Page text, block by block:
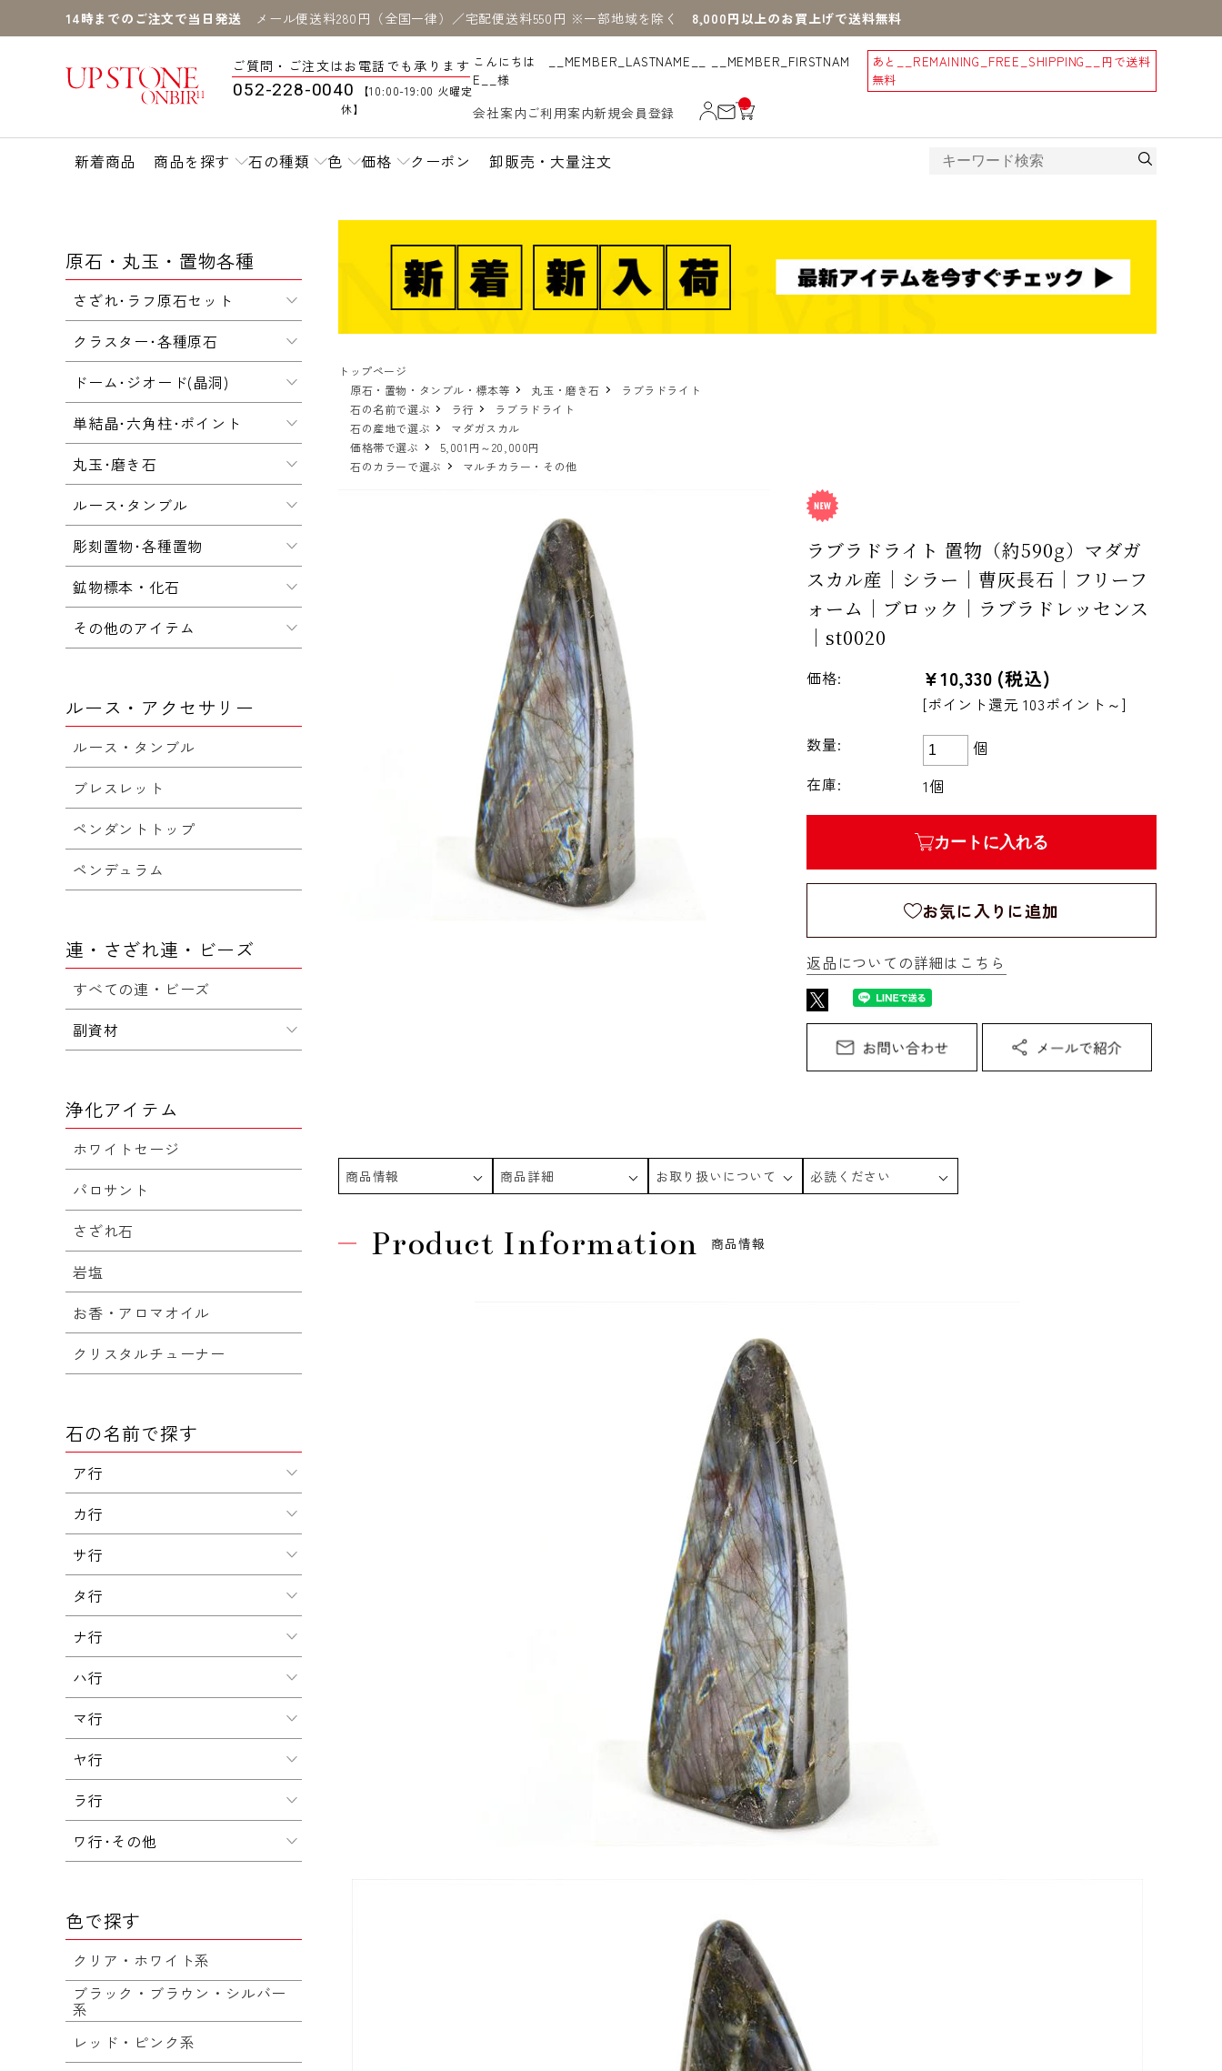
14時までのご注文で当日発送 メール便送料280円（全国一律）／宅配便送料550円 ※一部地域を除く 8,000円以上のお買上げで送料無料
ご質問・ご注文はお電話でも承ります
052-228-0040
【10:00-19:00 火曜定
休】
こんにちは __MEMBER_LASTNAME__ __MEMBER_FIRSTNAM
E__様
あと __REMAINING_FREE_SHIPPING__
円で送料
無料
会社案内 ご利用案内新規会員登録
__
IT
_C
新着商品 商品を探す 石の種類 色 価格 クーポン 卸販売・大量注文
トップページ
原石・置物・タンブル・標本等
丸玉・磨き石
ラブラドライト
石の名前で選ぶ
ラ行
ラブラドライト
石の産地で選ぶ
マダガスカル
価格帯で選ぶ
5,001円～20,000円
石のカラーで選ぶ
マルチカラー・その他
ラブラドライト 置物（約590g）マダガ
スカル産｜シラー｜曹灰長石｜フリーフ
ォーム｜ブロック｜ラブラドレッセンス
｜st0020
価格: ¥10,330 (税込)
[ポイント還元 103ポイント～]
数量:
個
在庫:
1個
カートに入れる
お気に入りに追加
返品についての詳細はこちら
商品情報 商品詳細 お取り扱いについて 必読ください
Product Information 商品情報
原石・丸玉・置物各種
さざれ･ラフ原石セット
クラスター･各種原石
ドーム･ジオード(晶洞)
単結晶･六角柱･ポイント
丸玉･磨き石
ルース･タンブル
彫刻置物･各種置物
鉱物標本・化石
その他のアイテム
ルース・アクセサリー
ルース・タンブル
ブレスレット
ペンダントトップ
ペンデュラム
連・さざれ連・ビーズ
すべての連・ビーズ
副資材
浄化アイテム
ホワイトセージ
パロサント
さざれ石
岩塩
お香・アロマオイル
クリスタルチューナー
石の名前で探す
ア行
カ行
サ行
タ行
ナ行
ハ行
マ行
ヤ行
ラ行
ワ行･その他
色で探す
クリア・ホワイト系
ブラック・ブラウン・シルバー
系
レッド・ピンク系